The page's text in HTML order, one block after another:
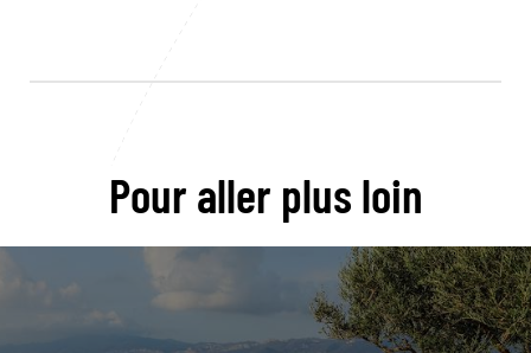
Pour aller plus loin